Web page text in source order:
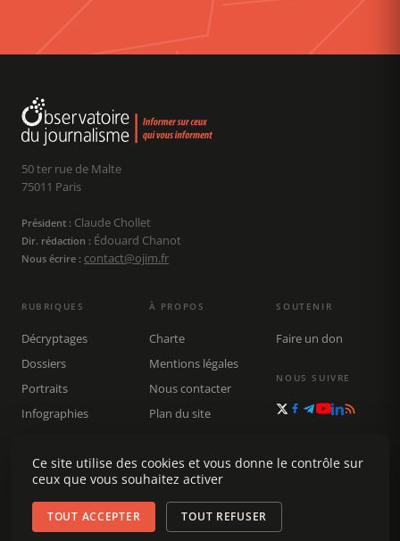
50 ter rue de Malte
75011 Paris
Président : Claude Chollet
Dir. rédaction : Édouard Chanot
Nous écrire : contact@ojim.fr
RUBRIQUES
Décryptages
Dossiers
Portraits
Infographies
Rechercher
À PROPOS
Charte
Mentions légales
Nous contacter
Plan du site
SOUTENIR
Faire un don
NOUS SUIVRE
Ce site utilise des cookies et vous donne le contrôle sur
ceux que vous souhaitez activer
TOUT ACCEPTER TOUT REFUSER